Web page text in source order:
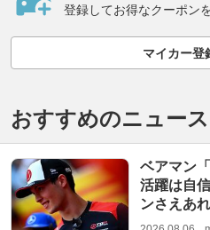
登録してお得なクーポン
マイカー登
おすすめのニュース
ベアマン
活躍は自
ンさえあ